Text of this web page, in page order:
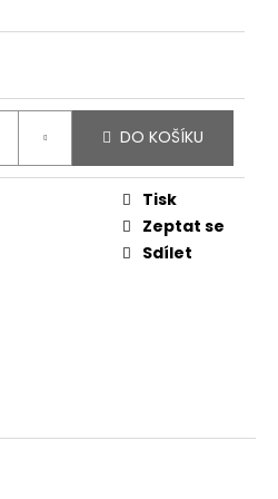
DO KOŠÍKU
Tisk
Zeptat se
Sdílet